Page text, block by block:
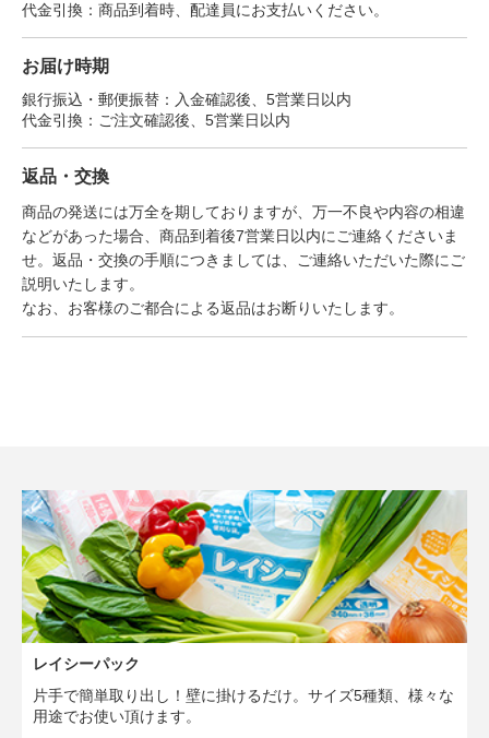
代金引換：商品到着時、配達員にお支払いください。
お届け時期
銀行振込・郵便振替：入金確認後、5営業日以内
代金引換：ご注文確認後、5営業日以内
返品・交換
商品の発送には万全を期しておりますが、万一不良や内容の相違
などがあった場合、商品到着後7営業日以内にご連絡くださいま
せ。返品・交換の手順につきましては、ご連絡いただいた際にご
説明いたします。
なお、お客様のご都合による返品はお断りいたします。
レイシーパック
片手で簡単取り出し！壁に掛けるだけ。サイズ5種類、様々な
用途でお使い頂けます。